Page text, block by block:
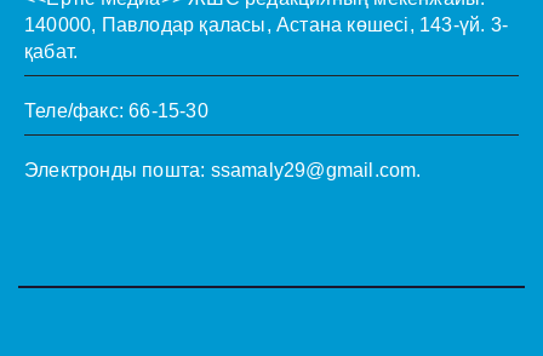
140000, Павлодар қаласы, Астана көшесі, 143-үй. 3-
қабат.
Теле/факс: 66-15-30
Электронды пошта: ssamaly29@gmail.com.